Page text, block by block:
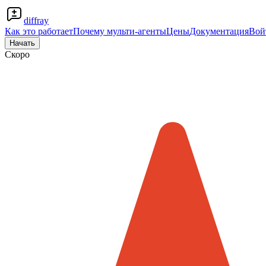
diffray
Как это работаетПочему мульти-агентыЦеныДокументация
Начать
Скоро